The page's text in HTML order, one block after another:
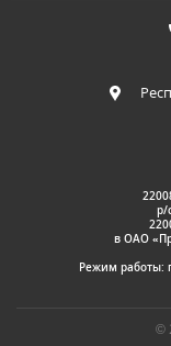
р/
в ОАО
Режим работы:
©